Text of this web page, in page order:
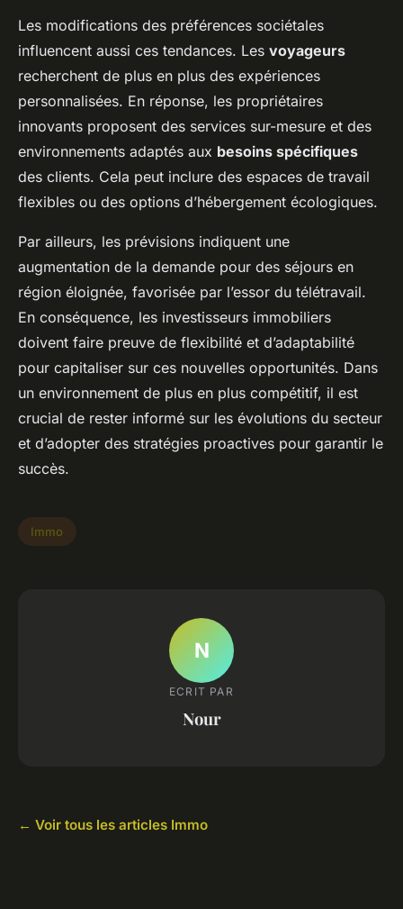
Les modifications des préférences sociétales
influencent aussi ces tendances. Les voyageurs
recherchent de plus en plus des expériences
personnalisées. En réponse, les propriétaires
innovants proposent des services sur-mesure et des
environnements adaptés aux besoins spécifiques
des clients. Cela peut inclure des espaces de travail
flexibles ou des options d’hébergement écologiques.
Par ailleurs, les prévisions indiquent une
augmentation de la demande pour des séjours en
région éloignée, favorisée par l’essor du télétravail.
En conséquence, les investisseurs immobiliers
doivent faire preuve de flexibilité et d’adaptabilité
pour capitaliser sur ces nouvelles opportunités. Dans
un environnement de plus en plus compétitif, il est
crucial de rester informé sur les évolutions du secteur
et d’adopter des stratégies proactives pour garantir le
succès.
Immo
N
ECRIT PAR
Nour
← Voir tous les articles Immo